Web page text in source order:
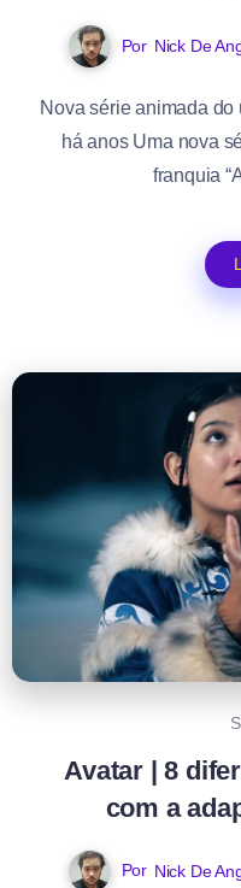
Por Nick De
Nova série animada do
há anos Uma nova
franquia
Avatar | 8
com a
Por Nick De